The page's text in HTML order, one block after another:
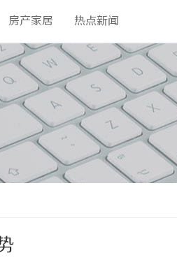
房产家居 热点新闻